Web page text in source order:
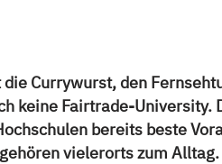
Currywurst, den
keine Fairtrade-University.
bereits beste
vielerorts zum